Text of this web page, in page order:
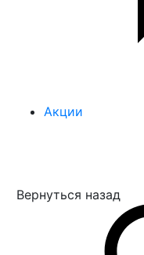
Акции
Вернуться назад